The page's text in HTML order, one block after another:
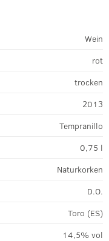
Wein
rot
trocken
2013
Tempranillo
0,75 l
Naturkorken
D.O.
Toro (ES)
14,5% vol